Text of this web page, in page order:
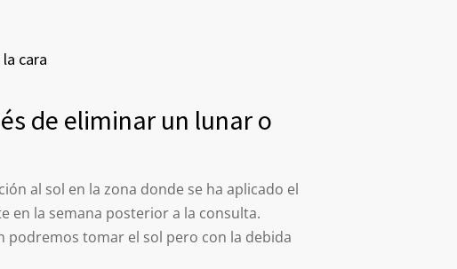
cara
de eliminar un lunar o
al sol en la zona donde se ha aplicado el
en la semana posterior a la consulta.
podremos tomar el sol pero con la debida